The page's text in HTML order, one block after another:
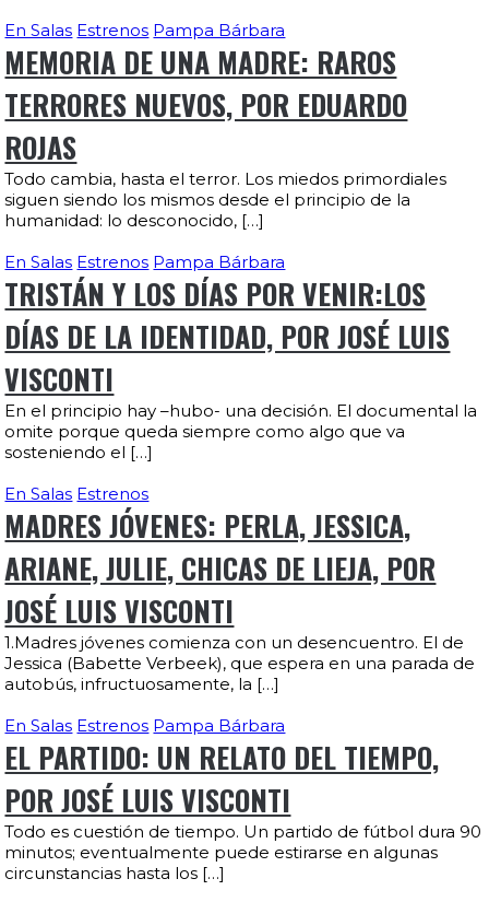
En Salas Estrenos Pampa Bárbara
MEMORIA DE UNA MADRE: RAROS
TERRORES NUEVOS, POR EDUARDO
ROJAS
Todo cambia, hasta el terror. Los miedos primordiales
siguen siendo los mismos desde el principio de la
humanidad: lo desconocido, […]
En Salas Estrenos Pampa Bárbara
TRISTÁN Y LOS DÍAS POR VENIR:LOS
DÍAS DE LA IDENTIDAD, POR JOSÉ LUIS
VISCONTI
En el principio hay –hubo- una decisión. El documental la
omite porque queda siempre como algo que va
sosteniendo el […]
En Salas Estrenos
MADRES JÓVENES: PERLA, JESSICA,
ARIANE, JULIE, CHICAS DE LIEJA, POR
JOSÉ LUIS VISCONTI
1.Madres jóvenes comienza con un desencuentro. El de
Jessica (Babette Verbeek), que espera en una parada de
autobús, infructuosamente, la […]
En Salas Estrenos Pampa Bárbara
EL PARTIDO: UN RELATO DEL TIEMPO,
POR JOSÉ LUIS VISCONTI
Todo es cuestión de tiempo. Un partido de fútbol dura 90
minutos; eventualmente puede estirarse en algunas
circunstancias hasta los […]